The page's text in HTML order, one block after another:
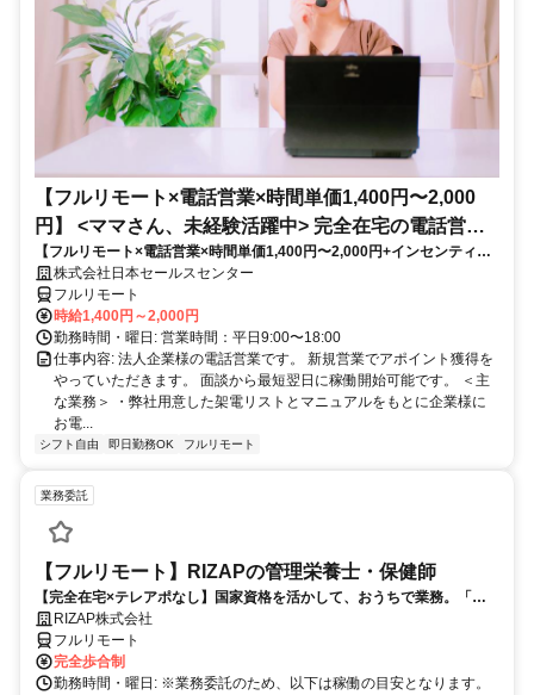
【フルリモート×電話営業×時間単価1,400円〜2,000
円】 <ママさん、未経験活躍中> 完全在宅の電話営業
で家庭と仕事の両立を実現
【フルリモート×電話営業×時間単価1,400円〜2,000円+インセンティブ
あり】 ＜ママさん、未経験活躍中＞ 完全在宅の電話営業で家庭と仕事の
両立を実現
株式会社日本セールスセンター
フルリモート
時給1,400円～2,000円
勤務時間・曜日: 営業時間：平日9:00〜18:00
仕事内容: 法人企業様の電話営業です。 新規営業でアポイント獲得を
やっていただきます。 面談から最短翌日に稼働開始可能です。 ＜主
な業務＞ ・弊社用意した架電リストとマニュアルをもとに企業様に
お電...
シフト自由 即日勤務OK フルリモート
業務委託
【フルリモート】RIZAPの管理栄養士・保健師
【完全在宅×テレアポなし】国家資格を活かして、おうちで業務。「も
う一つの安心」を。主婦・Wワーカー活躍中！「平日の日中だけ」「夕
方以降の数時間だけ」など、生活リズムに合わせた時間調整が可能で
す。1件ごとの成果報酬型だから、頑張った分だけ手応えのある収入
に。充実のサポート体制で、安心の在宅ワークを始めませんか？
RIZAP株式会社
フルリモート
完全歩合制
勤務時間・曜日: ※業務委託のため、以下は稼働の目安となります。